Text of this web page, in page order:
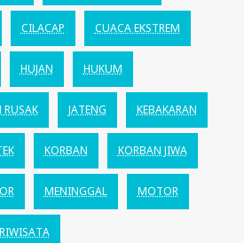
CILACAP CUACA EKSTREM
HUJAN HUKUM
RUSAK JATENG KEBAKARAN
KORBAN KORBAN JIWA
MENINGGAL MOTOR